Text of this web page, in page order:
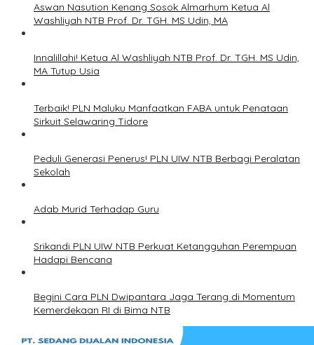
Aswan Nasution Kenang Sosok Almarhum Ketua Al
Washliyah NTB Prof. Dr. TGH. MS Udin, MA
Innalillahi! Ketua Al Washliyah NTB Prof. Dr. TGH. MS Udin,
MA Tutup Usia
Terbaik! PLN Maluku Manfaatkan FABA untuk Penataan
Sirkuit Selawaring Tidore
Peduli Generasi Penerus! PLN UIW NTB Berbagi Peralatan
Sekolah
Adab Murid Terhadap Guru
Srikandi PLN UIW NTB Perkuat Ketangguhan Perempuan
Hadapi Bencana
Begini Cara PLN Dwipantara Jaga Terang di Momentum
Kemerdekaan RI di Bima NTB